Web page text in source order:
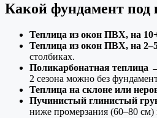
Какой фундамент под
Теплица из окон ПВХ, на
Теплица из окон ПВХ, на
столбиках.
Поликарбонатная теплица
2 сезона можно без
Теплица на склоне или
Пучинистый глинистый
ниже промерзания (60–80 см)